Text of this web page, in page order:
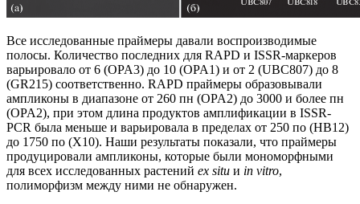
Все исследованные праймеры давали воспроизводимые
полосы. Количество последних для RAPD и ISSR-маркеров
варьировало от 6 (OPA3) до 10 (OPA1) и от 2 (UBC807) до 8
(GR215) соответственно. RAPD праймеры образовывали
ампликоны в диапазоне от 260 пн (OPA2) до 3000 и более пн
(OPA2), при этом длина продуктов амплификации в ISSR-
PCR была меньше и варьировала в пределах от 250 по (HB12)
до 1750 по (X10). Наши результаты показали, что праймеры
продуцировали ампликоны, которые были мономорфными
для всех исследованных растений ex situ и in vitro,
полиморфизм между ними не обнаружен.